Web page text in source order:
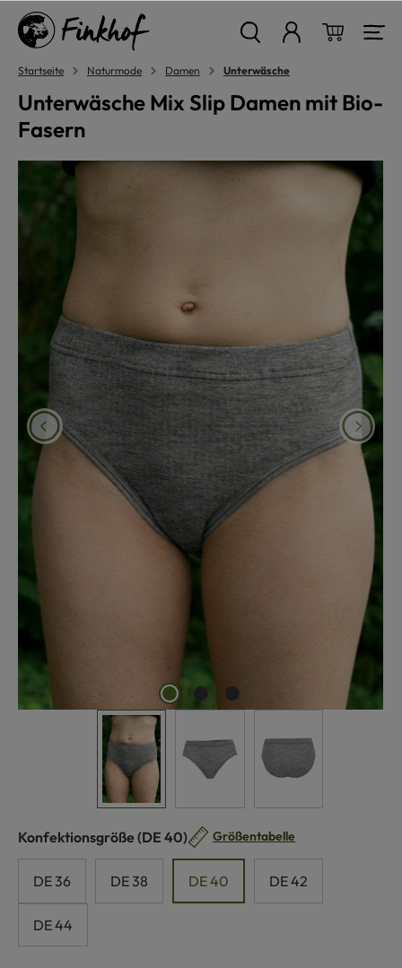
springen
Startseite Naturmode Damen Unterwäsche
Unterwäsche Mix Slip Damen mit Bio-
Fasern
Bildergalerie überspringen
Konfektionsgröße auswählen
(DE 40) Größentabelle
DE 36 DE 38 DE 40 DE 42
DE 44